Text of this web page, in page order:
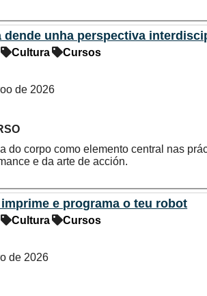
dende unha perspectiva
Cultura Cursos
de 2026
do corpo como elemento central nas
e da arte de acción.
de expresión corporal e conciencia do
e exploración da voz como material
espazo, tempo e público. Fomentar
a efectos de descontos en
e programa o teu robot
Cultura Cursos
de 2026